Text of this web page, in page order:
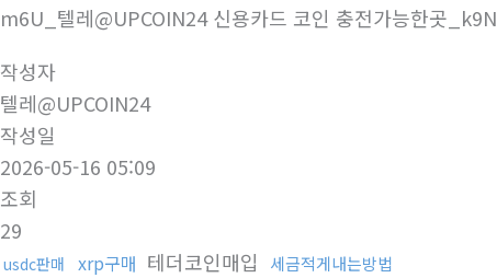
m6U_텔레@UPCOIN24 신용카드 코인 충전가능한곳_k9N
작성자
텔레@UPCOIN24
작성일
2026-05-16 05:09
조회
29
usdc판매 xrp구매 테더코인매입 세금적게내는방법